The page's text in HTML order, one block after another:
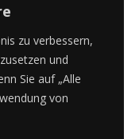
zu verbessern,
und
Sie auf „Alle
von